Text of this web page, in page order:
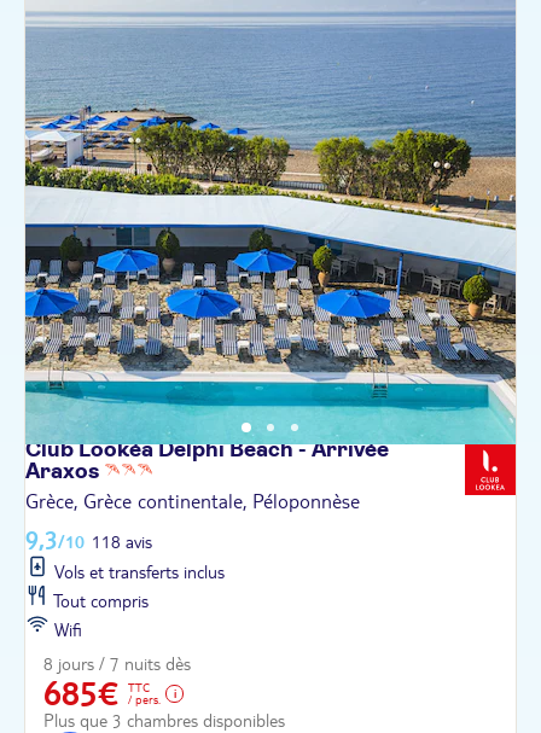
Club Lookéa Delphi Beach - Arrivée
Araxos
Grèce, Grèce continentale, Péloponnèse
9,3/10 118 avis
Vols et transferts inclus
Tout compris
Wifi
8 jours / 7 nuits dès
685€
TTC
/ pers.
Plus que 3 chambres disponibles